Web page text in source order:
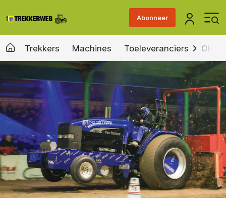
Abonneer
Trekkers Machines Toeleveranciers Old &